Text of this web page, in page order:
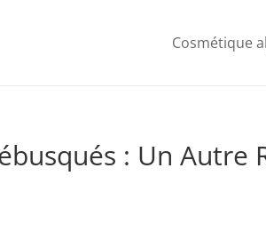
Cosmétique
: Un Autre